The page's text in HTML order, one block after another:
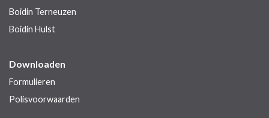
Boidin Terneuzen
Boidin Hulst
Downloaden
Formulieren
Polisvoorwaarden